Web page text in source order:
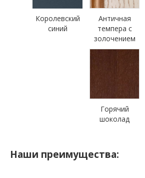
Королевский
синий
Античная
темпера с
золочением
Горячий
шоколад
Наши преимущества: